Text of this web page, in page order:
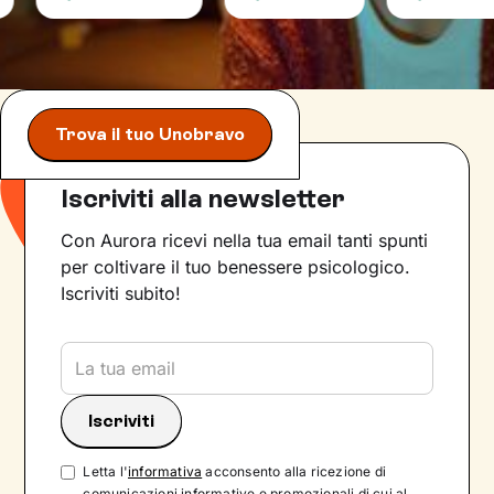
Trova il tuo Unobravo
Iscriviti alla newsletter
Con Aurora ricevi nella tua email tanti spunti
per coltivare il tuo benessere psicologico.
Iscriviti subito!
Letta l'informativa acconsento alla ricezione di